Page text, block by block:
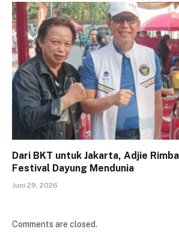
Dari BKT untuk Jakarta, Adjie
Festival Dayung Mendunia
Juni 29, 2026
Comments are closed.